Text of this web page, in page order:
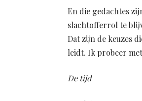
En die gedachtes
slachtofferrol te
Dat zijn de keuzes
leidt. Ik probeer
De tijd